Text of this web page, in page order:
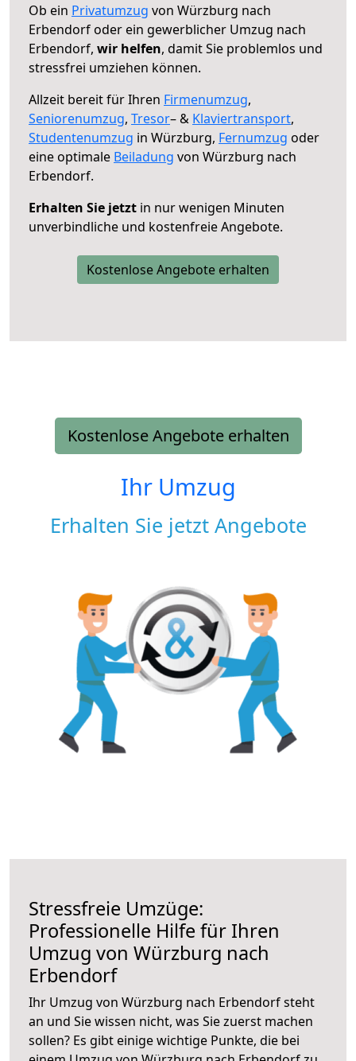
Ob ein Privatumzug von Würzburg nach
Erbendorf oder ein gewerblicher Umzug nach
Erbendorf, wir helfen, damit Sie problemlos und
stressfrei umziehen können.
Allzeit bereit für Ihren Firmenumzug,
Seniorenumzug, Tresor– & Klaviertransport,
Studentenumzug in Würzburg, Fernumzug oder
eine optimale Beiladung von Würzburg nach
Erbendorf.
Erhalten Sie jetzt in nur wenigen Minuten
unverbindliche und kostenfreie Angebote.
Kostenlose Angebote erhalten
Kostenlose Angebote erhalten
Ihr Umzug
Erhalten Sie jetzt Angebote
Stressfreie Umzüge:
Professionelle Hilfe für Ihren
Umzug von Würzburg nach
Erbendorf
Ihr Umzug von Würzburg nach Erbendorf steht
an und Sie wissen nicht, was Sie zuerst machen
sollen? Es gibt einige wichtige Punkte, die bei